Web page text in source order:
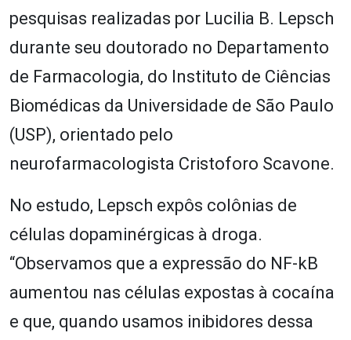
pesquisas realizadas por Lucilia B. Lepsch
durante seu doutorado no Departamento
de Farmacologia, do Instituto de Ciências
Biomédicas da Universidade de São Paulo
(USP), orientado pelo
neurofarmacologista Cristoforo Scavone.
No estudo, Lepsch expôs colônias de
células dopaminérgicas à droga.
“Observamos que a expressão do NF-kB
aumentou nas células expostas à cocaína
e que, quando usamos inibidores dessa